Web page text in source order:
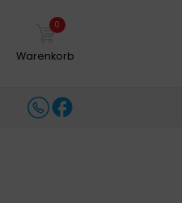
0
Warenkorb